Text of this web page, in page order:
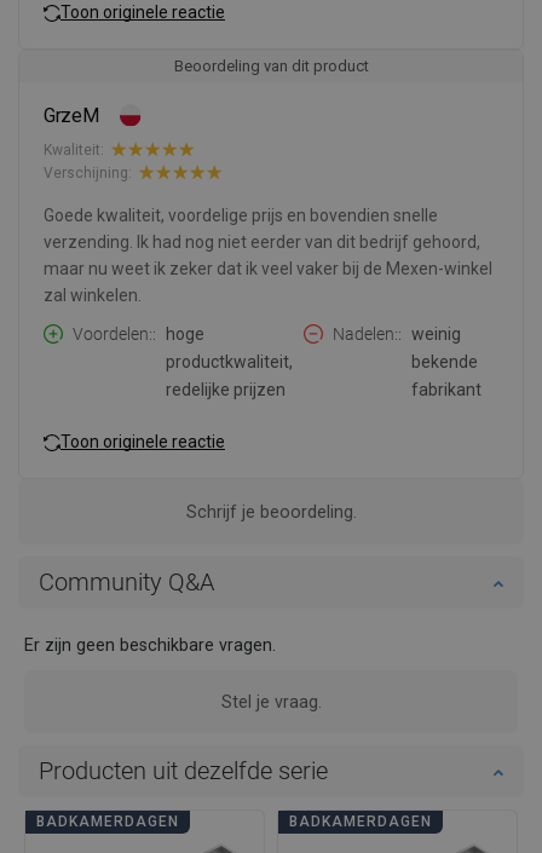
Toon originele reactie
Beoordeling van dit product
GrzeM
Kwaliteit:
Verschijning:
Goede kwaliteit, voordelige prijs en bovendien snelle
verzending. Ik had nog niet eerder van dit bedrijf gehoord,
maar nu weet ik zeker dat ik veel vaker bij de Mexen-winkel
zal winkelen.
Voordelen:
hoge
productkwaliteit,
redelijke prijzen
Nadelen:
weinig
bekende
fabrikant
Toon originele reactie
Schrijf je beoordeling.
Community Q&A
Er zijn geen beschikbare vragen.
Stel je vraag.
Producten uit dezelfde serie
BADKAMERDAGEN BADKAMERDAGEN